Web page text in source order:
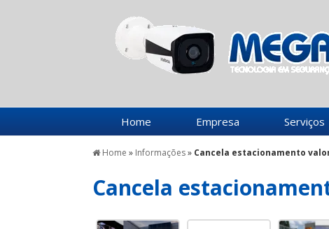
Home Empresa Serviços
Home » Informações» Cancela estacionamento
Cancela